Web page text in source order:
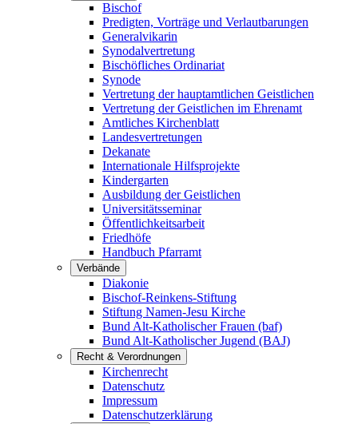
Bischof
Predigten, Vorträge und Verlautbarungen
Generalvikarin
Synodalvertretung
Bischöfliches Ordinariat
Synode
Vertretung der hauptamtlichen Geistlichen
Vertretung der Geistlichen im Ehrenamt
Amtliches Kirchenblatt
Landesvertretungen
Dekanate
Internationale Hilfsprojekte
Kindergarten
Ausbildung der Geistlichen
Universitätsseminar
Öffentlichkeitsarbeit
Friedhöfe
Handbuch Pfarramt
Verbände
Diakonie
Bischof-Reinkens-Stiftung
Stiftung Namen-Jesu Kirche
Bund Alt-Katholischer Frauen (baf)
Bund Alt-Katholischer Jugend (BAJ)
Recht & Verordnungen
Kirchenrecht
Datenschutz
Impressum
Datenschutzerklärung